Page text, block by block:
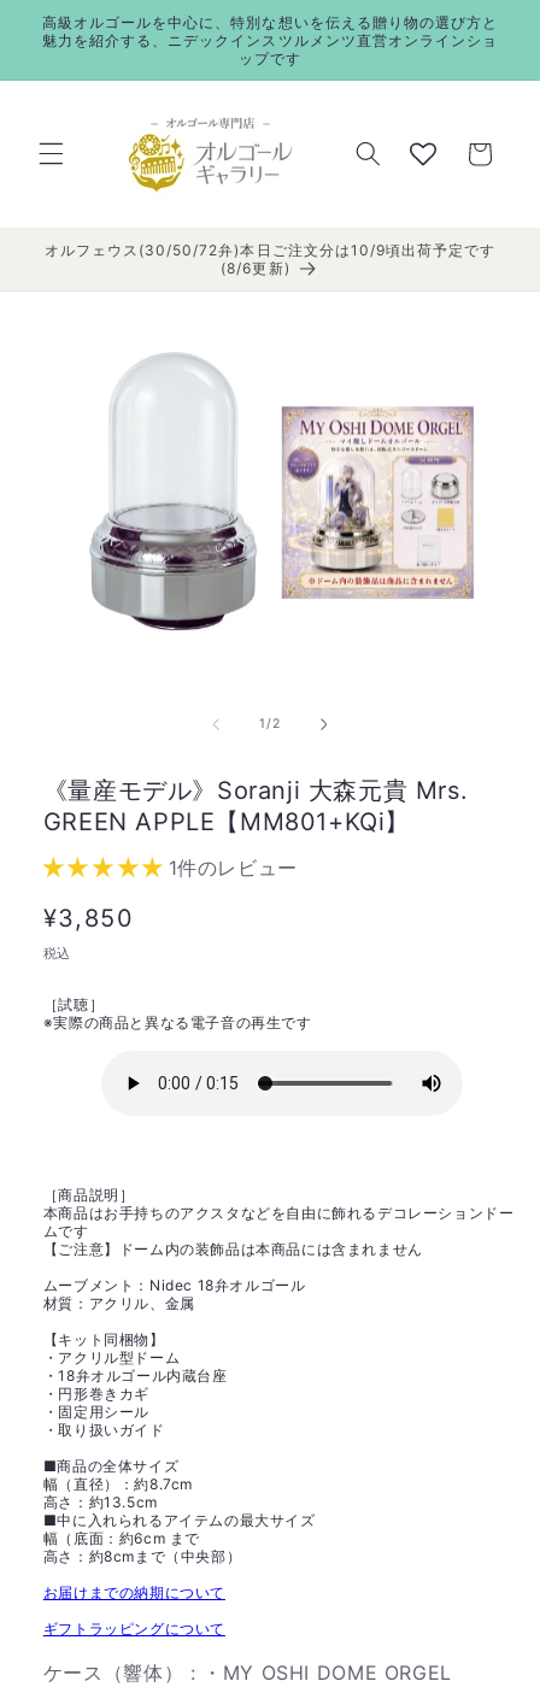
ンツに
進む
高級オルゴールを中心に、特別な想いを伝える贈り物の選び方と
魅力を紹介する、ニデックインスツルメンツ直営オンラインショ
ップです
ー
オルフェウス(30/50/72弁)本日ご注文分は10/9頃出荷予定です
(8/6更新)
1/の
2
《量産モデル》Soranji 大森元貴 Mrs.
GREEN APPLE【MM801+KQi】
1件のレビュー
通
常
格
¥3,850
税込
［試聴］
※実際の商品と異なる電子音の再生です
［商品説明］
本商品はお手持ちのアクスタなどを自由に飾れるデコレーションドー
ムです
【ご注意】ドーム内の装飾品は本商品には含まれません
ムーブメント：Nidec 18弁オルゴール
材質：アクリル、金属
【キット同梱物】
・アクリル型ドーム
・18弁オルゴール内蔵台座
・円形巻きカギ
・固定用シール
・取り扱いガイド
■商品の全体サイズ
幅（直径）：約8.7cm
高さ：約13.5cm
■中に入れられるアイテムの最大サイズ
幅（底面：約6cm まで
高さ：約8cmまで（中央部）
お届けまでの納期について
ギフトラッピングについて
ケース（響体） : ・MY OSHI DOME ORGEL